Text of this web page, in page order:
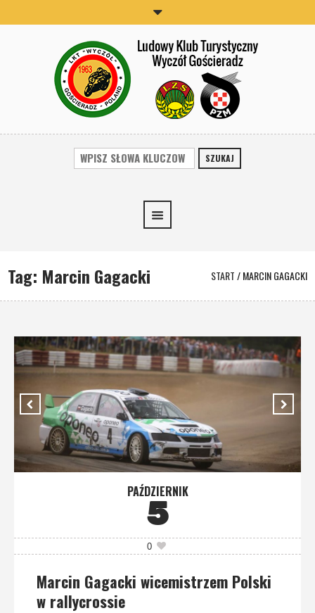
SZUKAJ
Tag: Marcin Gagacki START/MARCIN GAGACKI
PAŹDZIERNIK
5
0
Marcin Gagacki wicemistrzem Polski
w rallycrossie